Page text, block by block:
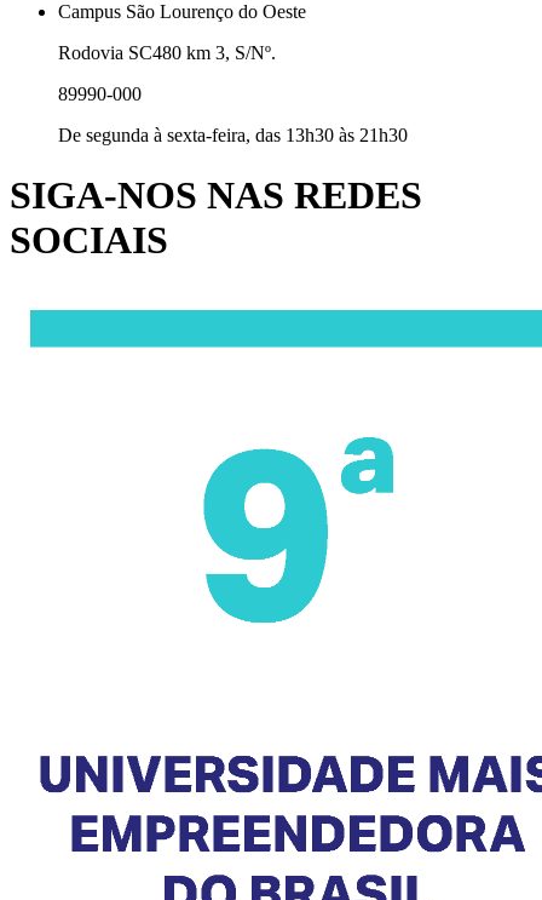
Campus São Lourenço do Oeste
Rodovia SC480 km 3, S/Nº.
89990-000
De segunda à sexta-feira, das 13h30 às 21h30
SIGA-NOS NAS REDES
SOCIAIS